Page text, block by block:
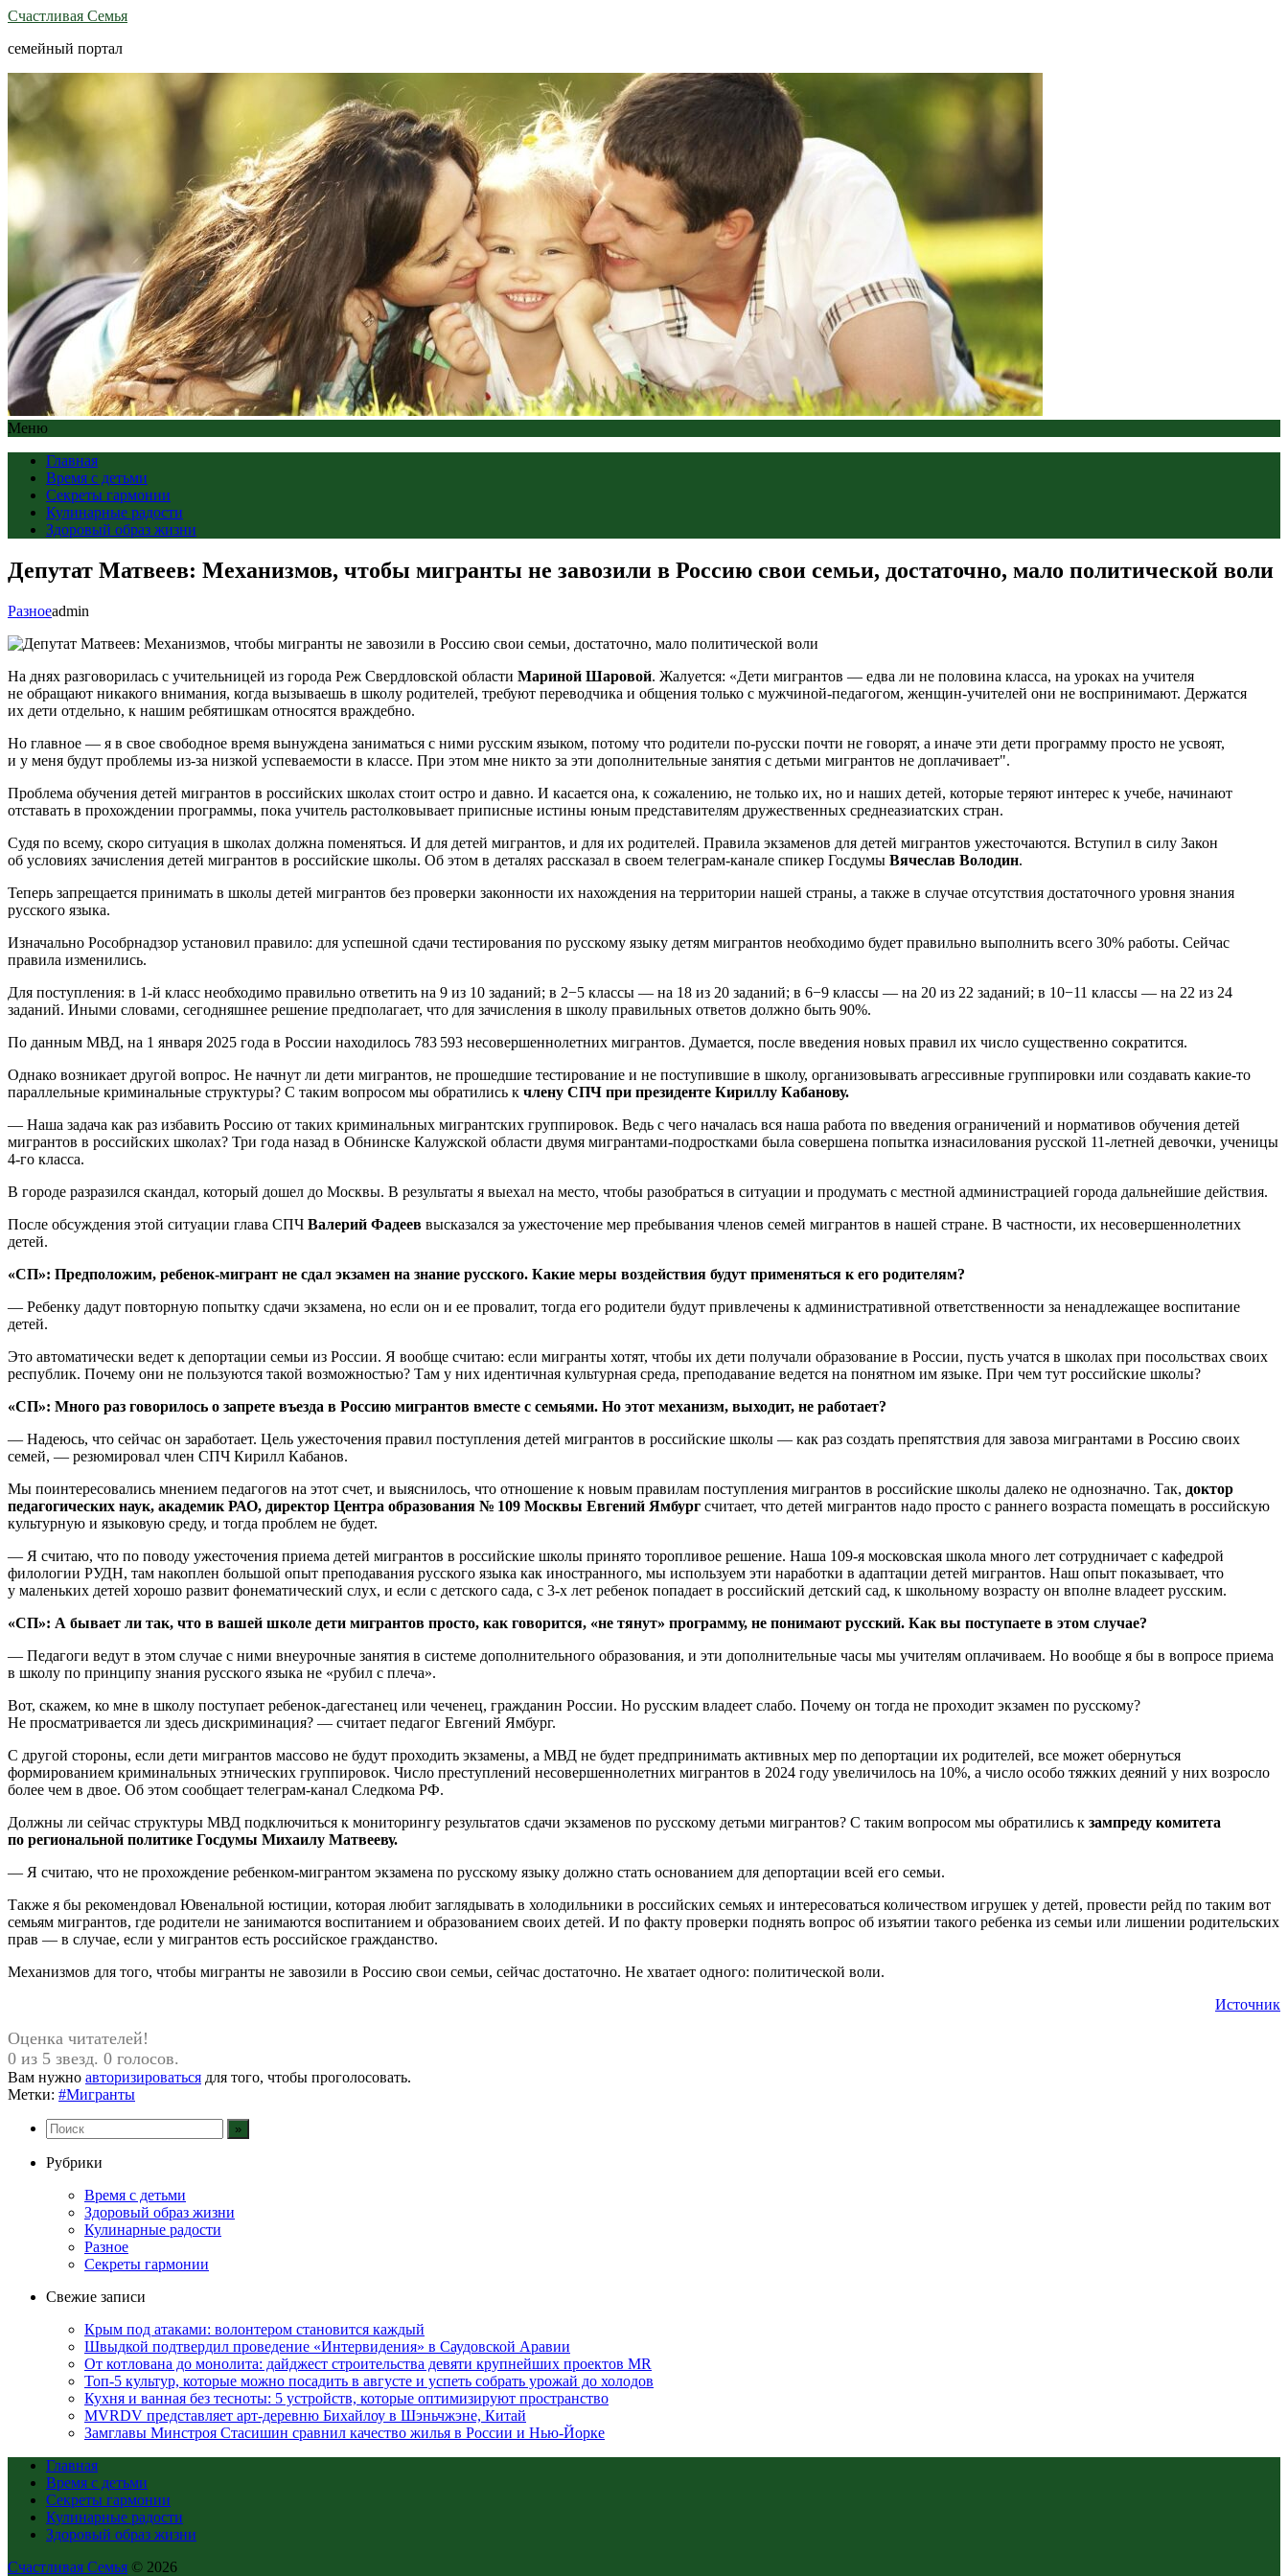
Счастливая Семья
семейный портал
Меню
Главная
Время с детьми
Секреты гармонии
Кулинарные радости
Здоровый образ жизни
Депутат Матвеев: Механизмов, чтобы мигранты не завозили в Россию свои семьи, достаточно, мало политической воли
Разноеadmin
На днях разговорилась с учительницей из города Реж Свердловской области Мариной Шаровой. Жалуется: «Дети мигрантов — едва ли не половина класса, на уроках на учителя
не обращают никакого внимания, когда вызываешь в школу родителей, требуют переводчика и общения только с мужчиной-педагогом, женщин-учителей они не воспринимают. Держатся
их дети отдельно, к нашим ребятишкам относятся враждебно.
Но главное — я в свое свободное время вынуждена заниматься с ними русским языком, потому что родители по-русски почти не говорят, а иначе эти дети программу просто не усвоят,
и у меня будут проблемы из-за низкой успеваемости в классе. При этом мне никто за эти дополнительные занятия с детьми мигрантов не доплачивает".
Проблема обучения детей мигрантов в российских школах стоит остро и давно. И касается она, к сожалению, не только их, но и наших детей, которые теряют интерес к учебе, начинают
отставать в прохождении программы, пока учитель растолковывает приписные истины юным представителям дружественных среднеазиатских стран.
Судя по всему, скоро ситуация в школах должна поменяться. И для детей мигрантов, и для их родителей. Правила экзаменов для детей мигрантов ужесточаются. Вступил в силу Закон
об условиях зачисления детей мигрантов в российские школы. Об этом в деталях рассказал в своем телеграм-канале спикер Госдумы Вячеслав Володин.
Теперь запрещается принимать в школы детей мигрантов без проверки законности их нахождения на территории нашей страны, а также в случае отсутствия достаточного уровня знания
русского языка.
Изначально Рособрнадзор установил правило: для успешной сдачи тестирования по русскому языку детям мигрантов необходимо будет правильно выполнить всего 30% работы. Сейчас
правила изменились.
Для поступления: в 1-й класс необходимо правильно ответить на 9 из 10 заданий; в 2−5 классы — на 18 из 20 заданий; в 6−9 классы — на 20 из 22 заданий; в 10−11 классы — на 22 из 24
заданий. Иными словами, сегодняшнее решение предполагает, что для зачисления в школу правильных ответов должно быть 90%.
По данным МВД, на 1 января 2025 года в России находилось 783 593 несовершеннолетних мигрантов. Думается, после введения новых правил их число существенно сократится.
Однако возникает другой вопрос. Не начнут ли дети мигрантов, не прошедшие тестирование и не поступившие в школу, организовывать агрессивные группировки или создавать какие-то
параллельные криминальные структуры? С таким вопросом мы обратились к члену СПЧ при президенте Кириллу Кабанову.
— Наша задача как раз избавить Россию от таких криминальных мигрантских группировок. Ведь с чего началась вся наша работа по введения ограничений и нормативов обучения детей
мигрантов в российских школах? Три года назад в Обнинске Калужской области двумя мигрантами-подростками была совершена попытка изнасилования русской 11-летней девочки, ученицы
4-го класса.
В городе разразился скандал, который дошел до Москвы. В результаты я выехал на место, чтобы разобраться в ситуации и продумать с местной администрацией города дальнейшие действия.
После обсуждения этой ситуации глава СПЧ Валерий Фадеев высказался за ужесточение мер пребывания членов семей мигрантов в нашей стране. В частности, их несовершеннолетних
детей.
«СП»: Предположим, ребенок-мигрант не сдал экзамен на знание русского. Какие меры воздействия будут применяться к его родителям?
— Ребенку дадут повторную попытку сдачи экзамена, но если он и ее провалит, тогда его родители будут привлечены к административной ответственности за ненадлежащее воспитание
детей.
Это автоматически ведет к депортации семьи из России. Я вообще считаю: если мигранты хотят, чтобы их дети получали образование в России, пусть учатся в школах при посольствах своих
республик. Почему они не пользуются такой возможностью? Там у них идентичная культурная среда, преподавание ведется на понятном им языке. При чем тут российские школы?
«СП»: Много раз говорилось о запрете въезда в Россию мигрантов вместе с семьями. Но этот механизм, выходит, не работает?
— Надеюсь, что сейчас он заработает. Цель ужесточения правил поступления детей мигрантов в российские школы — как раз создать препятствия для завоза мигрантами в Россию своих
семей, — резюмировал член СПЧ Кирилл Кабанов.
Мы поинтересовались мнением педагогов на этот счет, и выяснилось, что отношение к новым правилам поступления мигрантов в российские школы далеко не однозначно. Так, доктор
педагогических наук, академик РАО, директор Центра образования № 109 Москвы Евгений Ямбург считает, что детей мигрантов надо просто с раннего возраста помещать в российскую
культурную и языковую среду, и тогда проблем не будет.
— Я считаю, что по поводу ужесточения приема детей мигрантов в российские школы принято торопливое решение. Наша 109-я московская школа много лет сотрудничает с кафедрой
филологии РУДН, там накоплен большой опыт преподавания русского языка как иностранного, мы используем эти наработки в адаптации детей мигрантов. Наш опыт показывает, что
у маленьких детей хорошо развит фонематический слух, и если с детского сада, с 3-х лет ребенок попадает в российский детский сад, к школьному возрасту он вполне владеет русским.
«СП»: А бывает ли так, что в вашей школе дети мигрантов просто, как говорится, «не тянут» программу, не понимают русский. Как вы поступаете в этом случае?
— Педагоги ведут в этом случае с ними внеурочные занятия в системе дополнительного образования, и эти дополнительные часы мы учителям оплачиваем. Но вообще я бы в вопросе приема
в школу по принципу знания русского языка не «рубил с плеча».
Вот, скажем, ко мне в школу поступает ребенок-дагестанец или чеченец, гражданин России. Но русским владеет слабо. Почему он тогда не проходит экзамен по русскому?
Не просматривается ли здесь дискриминация? — считает педагог Евгений Ямбург.
С другой стороны, если дети мигрантов массово не будут проходить экзамены, а МВД не будет предпринимать активных мер по депортации их родителей, все может обернуться
формированием криминальных этнических группировок. Число преступлений несовершеннолетних мигрантов в 2024 году увеличилось на 10%, а число особо тяжких деяний у них возросло
более чем в двое. Об этом сообщает телеграм-канал Следкома РФ.
Должны ли сейчас структуры МВД подключиться к мониторингу результатов сдачи экзаменов по русскому детьми мигрантов? С таким вопросом мы обратились к зампреду комитета
по региональной политике Госдумы Михаилу Матвееву.
— Я считаю, что не прохождение ребенком-мигрантом экзамена по русскому языку должно стать основанием для депортации всей его семьи.
Также я бы рекомендовал Ювенальной юстиции, которая любит заглядывать в холодильники в российских семьях и интересоваться количеством игрушек у детей, провести рейд по таким вот
семьям мигрантов, где родители не занимаются воспитанием и образованием своих детей. И по факту проверки поднять вопрос об изъятии такого ребенка из семьи или лишении родительских
прав — в случае, если у мигрантов есть российское гражданство.
Механизмов для того, чтобы мигранты не завозили в Россию свои семьи, сейчас достаточно. Не хватает одного: политической воли.
Источник
Оценка читателей!
0 из 5 звезд. 0 голосов.
Вам нужно авторизироваться для того, чтобы проголосовать.
Метки: #Мигранты
Рубрики
Время с детьми
Здоровый образ жизни
Кулинарные радости
Разное
Секреты гармонии
Свежие записи
Крым под атаками: волонтером становится каждый
Швыдкой подтвердил проведение «Интервидения» в Саудовской Аравии
От котлована до монолита: дайджест строительства девяти крупнейших проектов MR
Топ-5 культур, которые можно посадить в августе и успеть собрать урожай до холодов
Кухня и ванная без тесноты: 5 устройств, которые оптимизируют пространство
MVRDV представляет арт-деревню Бихайлоу в Шэньчжэне, Китай
Замглавы Минстроя Стасишин сравнил качество жилья в России и Нью-Йорке
Главная
Время с детьми
Секреты гармонии
Кулинарные радости
Здоровый образ жизни
Счастливая Семья © 2026